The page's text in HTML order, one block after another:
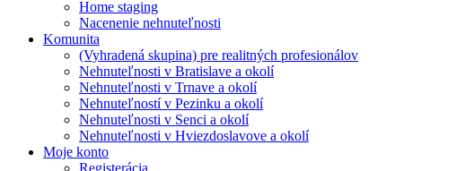
Home staging
Nacenenie nehnuteľnosti
Komunita
(Vyhradená skupina) pre realitných profesionálov
Nehnuteľnosti v Bratislave a okolí
Nehnuteľnosti v Trnave a okolí
Nehnuteľností v Pezinku a okolí
Nehnuteľnosti v Senci a okolí
Nehnuteľnosti v Hviezdoslavove a okolí
Moje konto
Registerácia